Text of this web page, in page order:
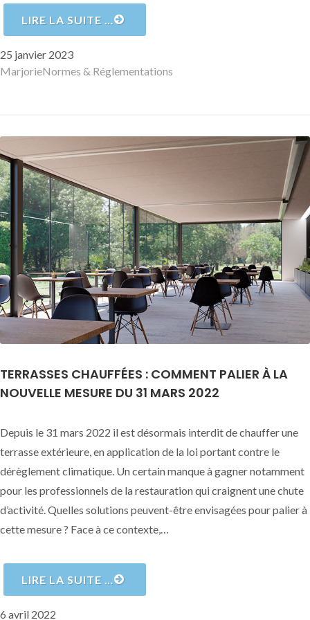
LIRE LA SUITE …
Publié
le
25 janvier 2023
Auteur
MarjorieCatégories
Normes & Réglementations
TERRASSES CHAUFFÉES : COMMENT PALIER À LA
NOUVELLE MESURE DU 31 MARS 2022
Depuis le 31 mars 2022 il est désormais interdit de chauffer une
terrasse extérieure, en application de la loi portant contre le
dérèglement climatique. Un certain manque à gagner notamment
pour les professionnels de la restauration qui craignent une chute
d’activité. Quelles solutions peuvent-être envisagées pour palier à
cette mesure ? Face à ce contexte,…
LIRE LA SUITE …
Publié
6 avril 2022